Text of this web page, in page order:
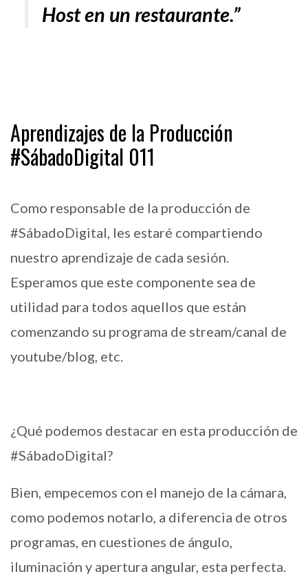
Host en un restaurante.”
Aprendizajes de la Producción
#SábadoDigital 011
Como responsable de la producción de
#SábadoDigital, les estaré compartiendo
nuestro aprendizaje de cada sesión.
Esperamos que este componente sea de
utilidad para todos aquellos que están
comenzando su programa de stream/canal de
youtube/blog, etc.
¿Qué podemos destacar en esta producción de
#SábadoDigital?
Bien, empecemos con el manejo de la cámara,
como podemos notarlo, a diferencia de otros
programas, en cuestiones de ángulo,
iluminación y apertura angular, esta perfecta.